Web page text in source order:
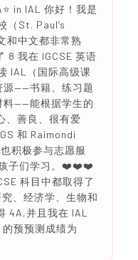
in IAL 你好！我是
（St. Paul’s
和中文都非常熟
8 我在 IGCSE 英语
IAL（国际高级课
源——书籍、练习题
料——能根据学生的
、善良、很有爱
和 Raimondi
积极参与志愿服
孩子们学习。❤️❤️❤️
科目中都取得了
、经济学、生物和
4A,并且我在 IAL
预预测成绩为